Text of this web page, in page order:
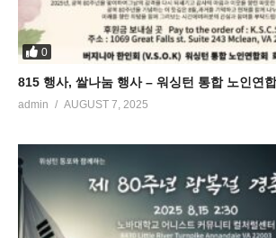
0
815 행사, 쌀나눔 행사 – 워싱턴 통합 노인연
admin AUGUST 7, 2025